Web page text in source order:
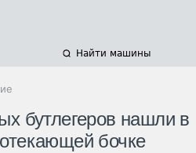
Найти машины
бутлегеров нашли в
бочке